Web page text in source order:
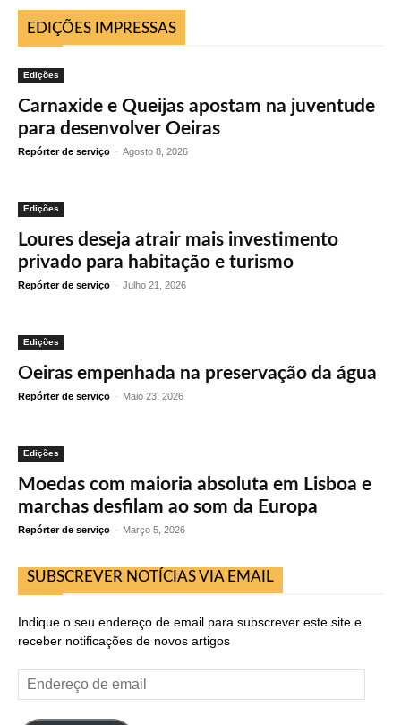
EDIÇÕES IMPRESSAS
Edições
Carnaxide e Queijas apostam na juventude
para desenvolver Oeiras
Repórter de serviço - Agosto 8, 2026
Edições
Loures deseja atrair mais investimento
privado para habitação e turismo
Repórter de serviço - Julho 21, 2026
Edições
Oeiras empenhada na preservação da água
Repórter de serviço - Maio 23, 2026
Edições
Moedas com maioria absoluta em Lisboa e
marchas desfilam ao som da Europa
Repórter de serviço - Março 5, 2026
SUBSCREVER NOTÍCIAS VIA EMAIL
Indique o seu endereço de email para subscrever este site e
receber notificações de novos artigos
Endereço
de